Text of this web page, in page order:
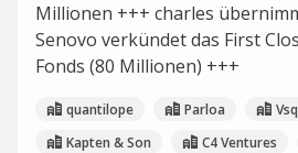
Millionen +++ charles
Senovo verkündet das First
Fonds (80 Millionen) +++
quantilope Parloa
Kapten & Son
C4 Ventures